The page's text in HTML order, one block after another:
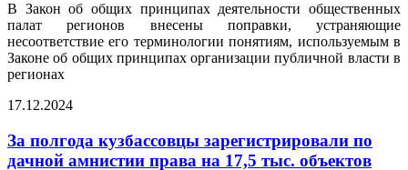
В Закон об общих принципах деятельности общественных
палат регионов внесены поправки, устраняющие
несоответствие его терминологии понятиям, используемым в
Законе об общих принципах организации публичной власти в
регионах
17.12.2024
За полгода кузбассовцы зарегистрировали по
дачной амнистии права на 17,5 тыс. объектов